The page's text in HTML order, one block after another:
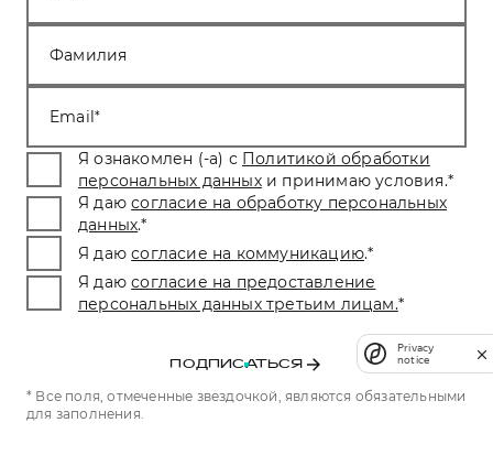
Фамилия
Email
Я ознакомлен (-а) с Политикой обработки
персональных данных и принимаю условия.*
Я даю согласие на обработку персональных
данных.*
Я даю согласие на коммуникацию.*
Я даю согласие на предоставление
персональных данных третьим лицам.*
ПОДПИСАТЬСЯ
* Все поля, отмеченные звездочкой, являются обязательными
для заполнения.
Privacy
notice